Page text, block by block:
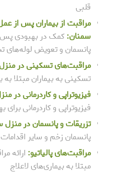
قلبی
مراقبت از بیماران پس از
سمنان:کمک در بهبودی پس
پانسمان و تعویض لوله‌های
مراقبت‌های تسکینی در
تسکینی به بیماران مبتلا به
فیزیوتراپی و کاردرمانی در
فیزیوتراپی و کاردرمانی
تزریقات و پانسمان در
پانسمان زخم و سایر
مراقبت‌های پالیاتیو: ارائه
مبتلا به بیماری‌های لاعلاج